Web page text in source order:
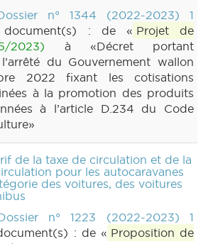
n° 1344 (2022-2023) 1
document(s) : de « Projet de
2023) à «Décret portant
du Gouvernement wallon
2022 fixant les cotisations
à la promotion des produits
à l’article D.234 du Code
de la taxe de circulation et de la
pour les autocaravanes
des voitures, des voitures
n° 1223 (2022-2023) 1
: de « Proposition de